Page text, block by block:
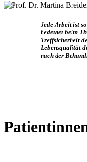
Jede Arbeit ist
bedeutet beim
Treffsicherheit
Lebensqualität
nach der